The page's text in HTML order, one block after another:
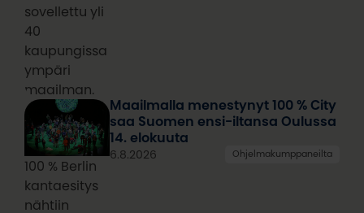
sovellettu yli
40
kaupungissa
ympäri
maailman.
100 % Berlin
kantaesitys
nähtiin
Maailmalla menestynyt 100 % City
saa Suomen ensi-iltansa Oulussa
14. elokuuta
6.8.2026 Ohjelmakumppaneilta